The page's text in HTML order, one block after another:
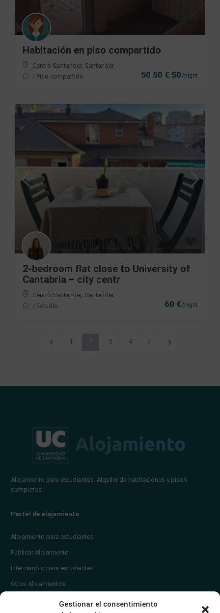
Gestionar el consentimiento
50 50 € 50/night
Habitación en piso compartido
Centro Santander, Santander
/ Piso compartido
60 €/night
2-bedroom flat close to University of
Cantabria – city centr
Centro Santander, Santander
/ Estudio
1 3 4 5
Alojamiento para estudiantes. Alquiler de habitaciones y pisos
completos.
Portal de alojamiento
Alojamiento para estudiantes
Publicar Alojamiento
Intercambio para estudiantes
Otros Alojamientos